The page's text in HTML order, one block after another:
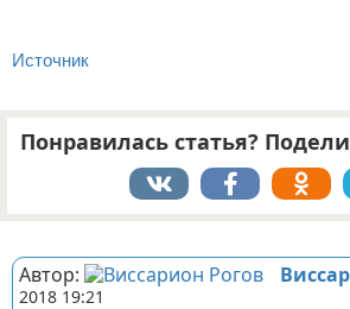
Источник
Понравилась статья?
Автор:
2018 19:21